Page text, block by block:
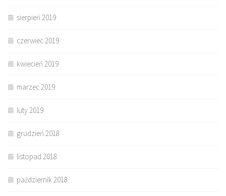
sierpień 2019
czerwiec 2019
kwiecień 2019
marzec 2019
luty 2019
grudzień 2018
listopad 2018
październik 2018